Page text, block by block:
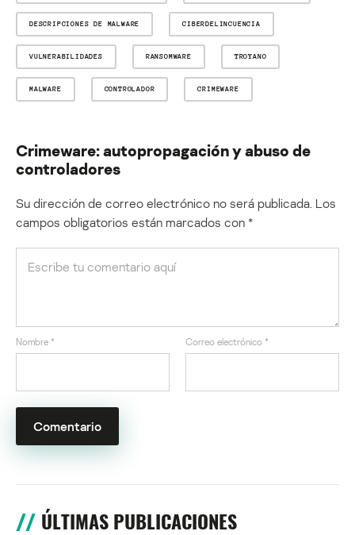
DESCRIPCIONES DE MALWARE CIBERDELINCUENCIA
VULNERABILIDADES RANSOMWARE TROYANO
MALWARE CONTROLADOR CRIMEWARE
Crimeware: autopropagación y abuso de
controladores
Su dirección de correo electrónico no será publicada. Los
campos obligatorios están marcados con *
Nombre * Correo electrónico *
ÚLTIMAS PUBLICACIONES